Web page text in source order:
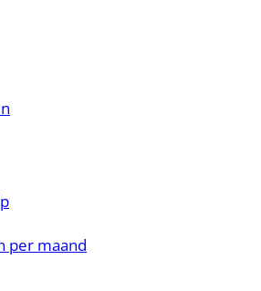
per maand